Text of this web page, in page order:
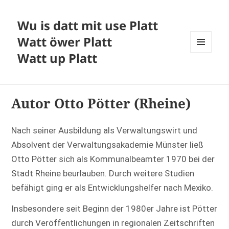
Wu is datt mit use Platt
Watt öwer Platt
Watt up Platt
Autor Otto Pötter (Rheine)
Nach seiner Ausbildung als Verwaltungswirt und
Absolvent der Verwaltungsakademie Münster ließ
Otto Pötter sich als Kommunalbeamter 1970 bei der
Stadt Rheine beurlauben. Durch weitere Studien
befähigt ging er als Entwicklungshelfer nach Mexiko.
Insbesondere seit Beginn der 1980er Jahre ist Pötter
durch Veröffentlichungen in regionalen Zeitschriften